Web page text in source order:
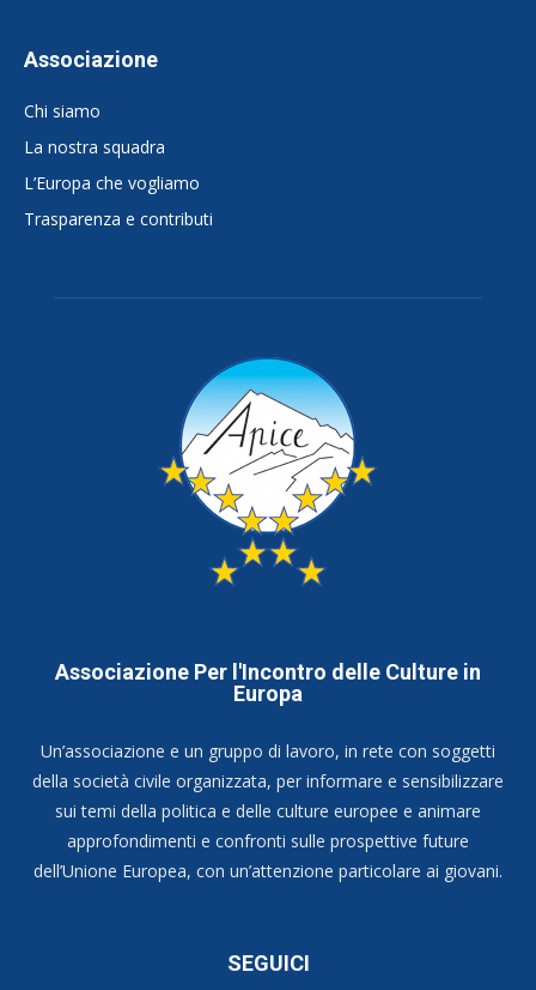
Associazione
Chi siamo
La nostra squadra
L’Europa che vogliamo
Trasparenza e contributi
Associazione Per l'Incontro delle Culture in
Europa
Un’associazione e un gruppo di lavoro, in rete con soggetti
della società civile organizzata, per informare e sensibilizzare
sui temi della politica e delle culture europee e animare
approfondimenti e confronti sulle prospettive future
dell’Unione Europea, con un’attenzione particolare ai giovani.
SEGUICI